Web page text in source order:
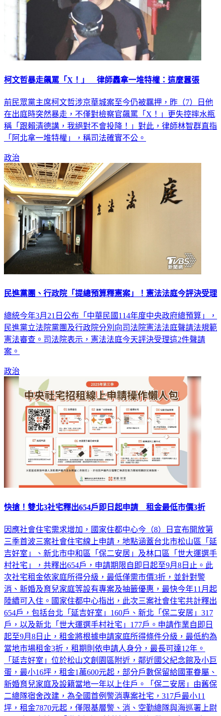
柯文哲暴走飆罵「X！」 律師轟拿一堆特權：這麼囂張
前民眾黨主席柯文哲涉京華城案至今仍被羈押，昨（7）日他
在出庭時突然暴走，不僅對檢察官飆罵「X！」更失控摔水瓶
稱「跟賴清德講，我絕對不會投降！」對此，律師林智群直指
「阿北拿一堆特權」，稱司法確實不公。
政治
民進黨團、行政院「提總預算釋憲案」！憲法法庭今評決受理
總統今年3月21日公布「中華民國114年度中央政府總預算」，
民進黨立法院黨團及行政院分別向司法院憲法法庭聲請法規範
憲法審查。司法院表示，憲法法庭今天評決受理這2件聲請
案。
政治
快搶！雙北3社宅釋出654戶即日起申請 租金最低市價3折
因應社會住宅需求增加，國家住都中心今（8）日宣布開放第
三季首波三案社會住宅線上申請，地點涵蓋台北市松山區「延
吉好室」、新北市中和區「保二安居」及林口區「世大運選手
村社宅」，共釋出654戶，申請期限自即日起至9月8日止。此
次社宅租金依家庭所得分級，最低僅需市價3折，並針對警
消、新婚及育兒家庭等設有專案及抽籤優惠，最快今年11月起
陸續可入住。國家住都中心指出，此次三案社會住宅共計釋出
654戶，包括台北「延吉好室」160戶、新北「保二安居」317
戶，以及新北「世大運選手村社宅」177戶。申請作業自即日
起至9月8日止，租金將根據申請家庭所得條件分級，最低約為
當地市場租金3折，租期則依申請人身分，最長可達12年。
「延吉好室」位於松山文創園區附近，鄰近國父紀念館及小巨
蛋，最小16坪，租金1萬600元起，部分戶數保留給國軍眷屬、
新婚育兒家庭及設籍當地一年以上住戶。「保二安居」由舊保
二總隊宿舍改建，為全國首例警消專案社宅，317戶最小11
坪，租金7870元起，僅限基層警、消、空勤總隊與海巡署上尉